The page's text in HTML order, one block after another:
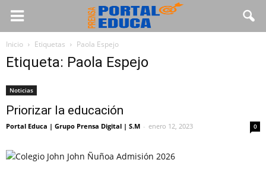
Inicio Etiquetas Paola Espejo
Etiqueta: Paola Espejo
Noticias
Priorizar la educación
Portal Educa | Grupo Prensa Digital | S.M - enero 12, 2023 0